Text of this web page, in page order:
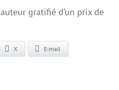
gratifié d’un prix de
X E-mail